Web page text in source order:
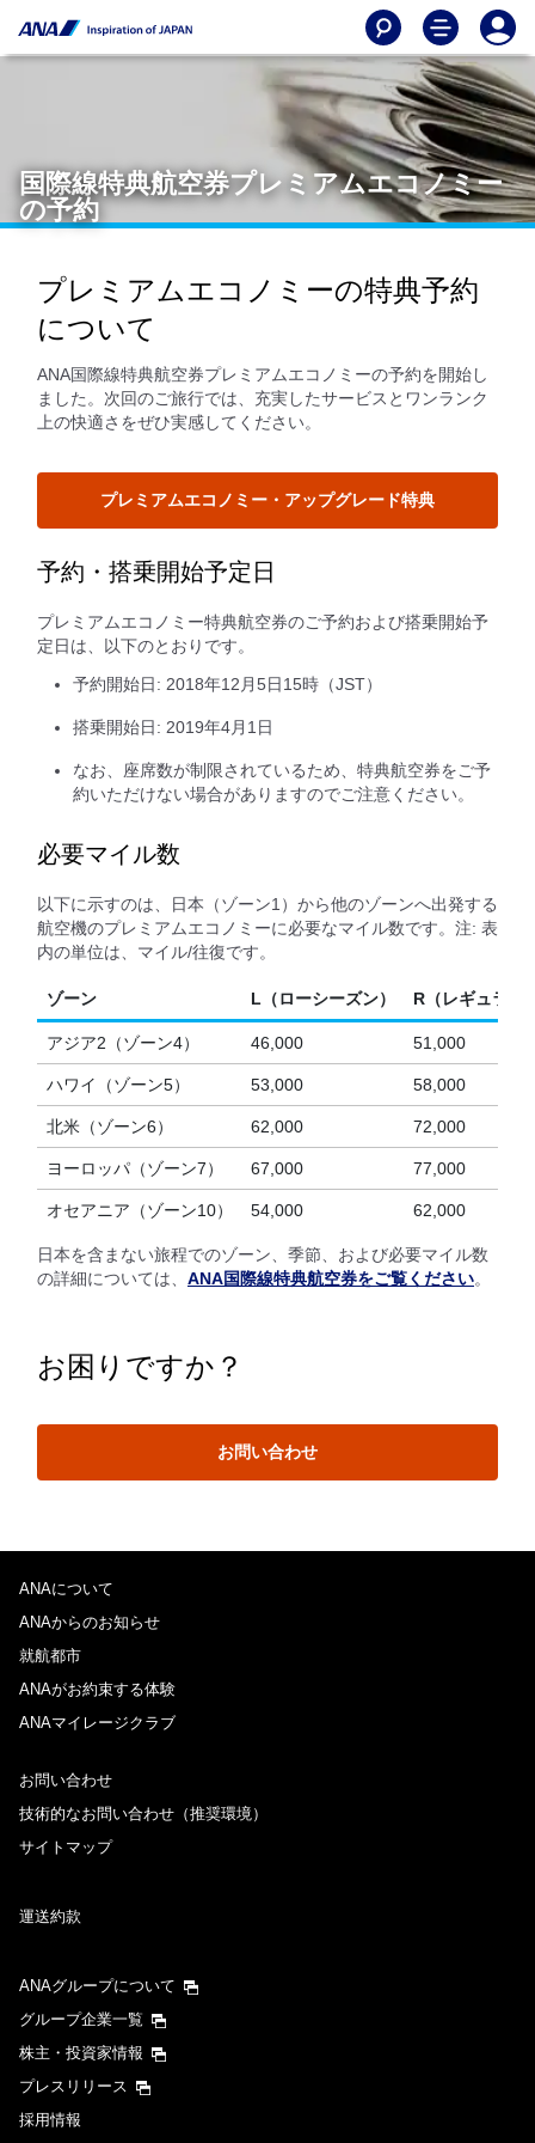
国際線特典航空券プレミアムエコノミー
の予約
プレミアムエコノミーの特典予約
について
ANA国際線特典航空券プレミアムエコノミーの予約を開始し
ました。次回のご旅行では、充実したサービスとワンランク
上の快適さをぜひ実感してください。
プレミアムエコノミー・アップグレード特典
予約・搭乗開始予定日
プレミアムエコノミー特典航空券のご予約および搭乗開始予
定日は、以下のとおりです。
予約開始日: 2018年12月5日15時（JST）
搭乗開始日: 2019年4月1日
なお、座席数が制限されているため、特典航空券をご予
約いただけない場合がありますのでご注意ください。
必要マイル数
以下に示すのは、日本（ゾーン1）から他のゾーンへ出発する
航空機のプレミアムエコノミーに必要なマイル数です。注: 表
内の単位は、マイル/往復です。
ゾーン L（ローシーズン） R（レギュラー
アジア2（ゾーン4） 46,000 51,000
ハワイ（ゾーン5） 53,000 58,000
北米（ゾーン6） 62,000 72,000
ヨーロッパ（ゾーン7） 67,000 77,000
オセアニア（ゾーン10） 54,000 62,000
日本を含まない旅程でのゾーン、季節、および必要マイル数
の詳細については、 ANA国際線特典航空券をご覧ください。
お困りですか？
お問い合わせ
ANAについて
ANAからのお知らせ
就航都市
ANAがお約束する体験
ANAマイレージクラブ
お問い合わせ
技術的なお問い合わせ（推奨環境）
サイトマップ
運送約款
ANAグループについて
グループ企業一覧
株主・投資家情報
プレスリリース
採用情報